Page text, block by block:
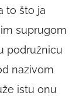
to što ja
suprugom
podružnicu
nazivom
istu onu